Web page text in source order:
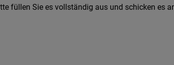
füllen Sie es vollständig aus und schicken es